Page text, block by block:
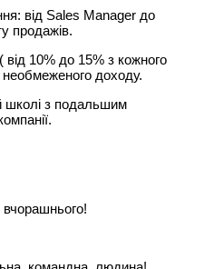
від Sales Manager до
продажів.
від 10% до 15% з кожного
доходу.
школі з подальшим